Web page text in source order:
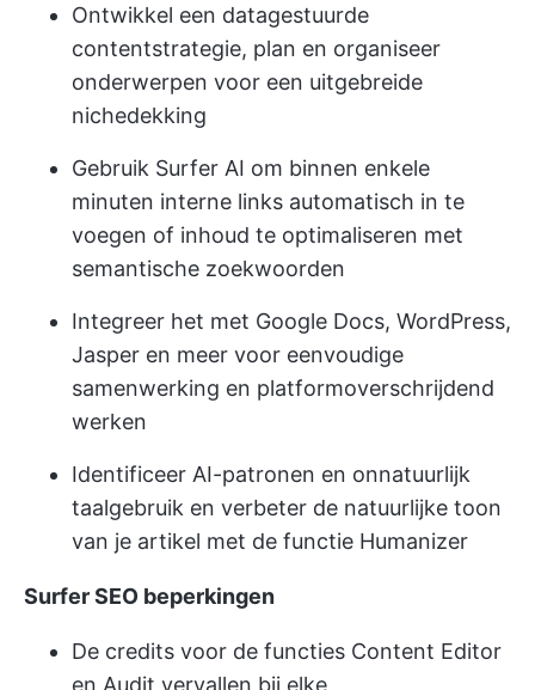
Ontwikkel een datagestuurde
contentstrategie, plan en organiseer
onderwerpen voor een uitgebreide
nichedekking
Gebruik Surfer AI om binnen enkele
minuten interne links automatisch in te
voegen of inhoud te optimaliseren met
semantische zoekwoorden
Integreer het met Google Docs, WordPress,
Jasper en meer voor eenvoudige
samenwerking en platformoverschrijdend
werken
Identificeer AI-patronen en onnatuurlijk
taalgebruik en verbeter de natuurlijke toon
van je artikel met de functie Humanizer
Surfer SEO beperkingen
De credits voor de functies Content Editor
en Audit vervallen bij elke